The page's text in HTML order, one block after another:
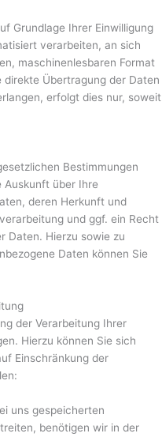
Grundlage Ihrer Einwilligung
verarbeiten, an sich
maschinenlesbaren Format
direkte Übertragung der Daten
erfolgt dies nur, soweit
Bestimmungen
Auskunft über Ihre
deren Herkunft und
und ggf. ein Recht
Daten. Hierzu sowie zu
Daten können Sie
der Verarbeitung Ihrer
Hierzu können Sie sich
Einschränkung der
uns gespeicherten
benötigen wir in der